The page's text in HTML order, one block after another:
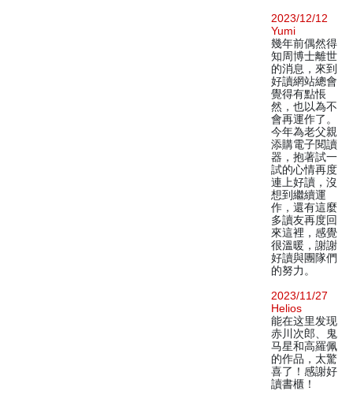
2023/12/12
Yumi
幾年前偶然得
知周博士離世
的消息，來到
好讀網站總會
覺得有點悵
然，也以為不
會再運作了。
今年為老父親
添購電子閱讀
器，抱著試一
試的心情再度
連上好讀，沒
想到繼續運
作，還有這麼
多讀友再度回
來這裡，感覺
很溫暖，謝謝
好讀與團隊們
的努力。
2023/11/27
Helios
能在这里发现
赤川次郎、鬼
马星和高羅佩
的作品，太驚
喜了！感謝好
讀書櫃！